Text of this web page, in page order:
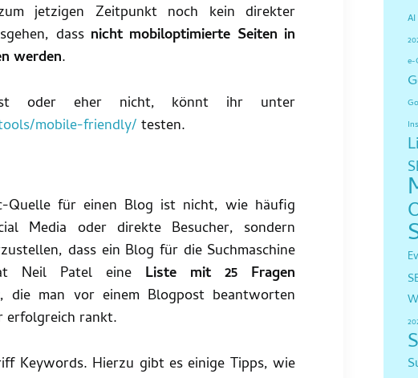
jetzigen Zeitpunkt noch kein direkter
dass nicht mobiloptimierte Seiten in
werden.
oder eher nicht, könnt ihr unter
mobile-friendly/ testen.
Quelle für einen Blog ist nicht, wie häufig
Media oder direkte Besucher, sondern
dass ein Blog für die Suchmaschine
Neil Patel eine Liste mit 25 Fragen
, die man vor einem Blogpost beantworten
erfolgreich rankt.
Keywords. Hierzu gibt es einige Tipps, wie
AI
e-